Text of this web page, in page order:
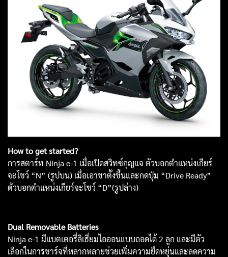
How to get started?
การสตาร์ท Ninja e-1 เมื่อเปิดสวิทซ์กุญแจ ตัวบอกตำแหน่งเกียร์
จะโชว์ “N” (รูปบน) เมื่อเอาขาตั้งขึ้นและกดปุ่ม “Drive Ready”
ตัวบอกตำแหน่งเกียร์จะโชว์ “D”(รูปล่าง)
Dual Removable Batteries
Ninja e-1 มีแบตเตอรี่ลิเธี่ยมไอออนแบบถอดได้ 2 ลูก และมีตัว
เลือกในการชาร์จที่หลากหลายช่วยเพิ่มความยืดหยุ่นและลดความ